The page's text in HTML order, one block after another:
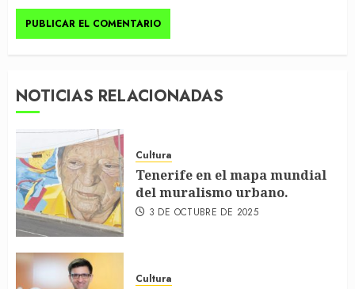
NOTICIAS RELACIONADAS
Cultura
Tenerife en el mapa mundial
del muralismo urbano.
3 DE OCTUBRE DE 2025
Cultura